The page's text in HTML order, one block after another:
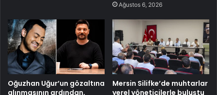
Ağustos 6, 2026
Oğuzhan Uğur’un gözaltına
alınmasının ardından,
Mersin Silifke’de muhtarlar
yerel yöneticilerle buluştu